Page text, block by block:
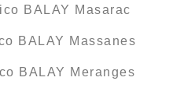
BALAY Masarac
BALAY Massanes
BALAY Meranges